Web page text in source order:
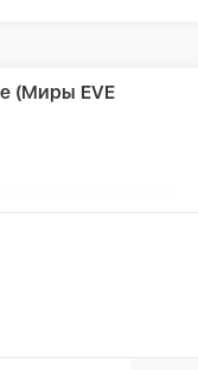
(Миры EVE